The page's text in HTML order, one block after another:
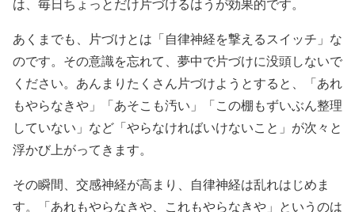
は、毎日ちょっとだけ片づけるはうが効果的です。
あくまでも、片づけとは「自律神経を撃えるスイッチ」な
のです。その意識を忘れて、夢中で片づけに没頭しないで
ください。あんまりたくさん片づけようとすると、「あれ
もやらなきや」「あそこも汚い」「この棚もずいぶん整理
していない」など「やらなければいけないこと」が次々と
浮かび上がってきます。
その瞬間、交感神経が高まり、自律神経は乱れはじめま
す。「あれもやらなきや、これもやらなきや」というのは